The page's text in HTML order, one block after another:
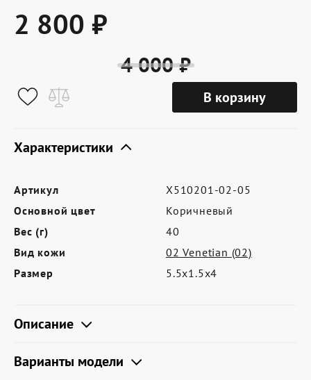
О компании
Условия доставки
Где купить
Партнерам
Контакты
Программа лояльности
данных
2 800 ₽
4 000 ₽
В корзину
Характеристики
Артикул
X510201-02-05
Основной цвет
Коричневый
Вес (г)
40
Вид кожи
02 Venetian (02)
Размер
5.5х1.5х4
Описание
Варианты модели